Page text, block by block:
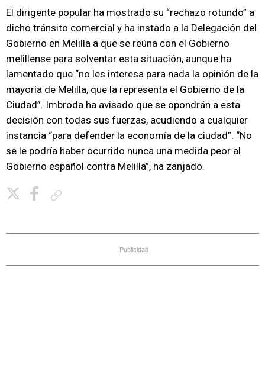
El dirigente popular ha mostrado su “rechazo rotundo” a
dicho tránsito comercial y ha instado a la Delegación del
Gobierno en Melilla a que se reúna con el Gobierno
melillense para solventar esta situación, aunque ha
lamentado que “no les interesa para nada la opinión de la
mayoría de Melilla, que la representa el Gobierno de la
Ciudad”. Imbroda ha avisado que se opondrán a esta
decisión con todas sus fuerzas, acudiendo a cualquier
instancia “para defender la economía de la ciudad”. “No
se le podría haber ocurrido nunca una medida peor al
Gobierno español contra Melilla”, ha zanjado.
Publicidad